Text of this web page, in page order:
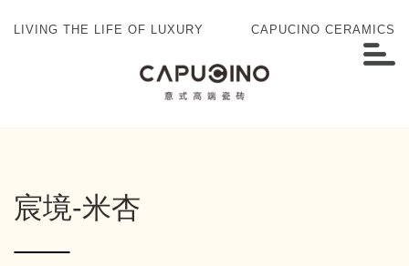
LIVING THE LIFE OF LUXURY CAPUCINO CERAMICS
宸境-米杏